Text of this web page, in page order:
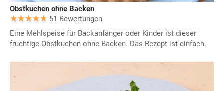
Obstkuchen ohne Backen
51 Bewertungen
Eine Mehlspeise für Backanfänger oder Kinder ist dieser
fruchtige Obstkuchen ohne Backen. Das Rezept ist einfach.